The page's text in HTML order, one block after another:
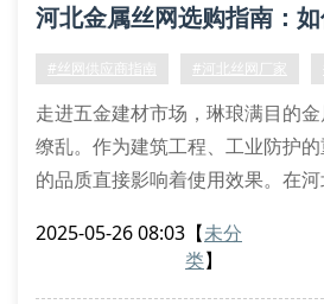
1. 材质决定使用寿命
常见金属丝网材料包括304不锈钢
河北金属丝网选购指南：
商？
#丝网供应商指南 #河北丝网厂家
走进五金建材市场，琳琅满目的
缭乱。作为建筑工程、工业防护
的品质直接影响着使用效果。在
备哪些核心能力？
2025-05-26 08:03 【未分
类】